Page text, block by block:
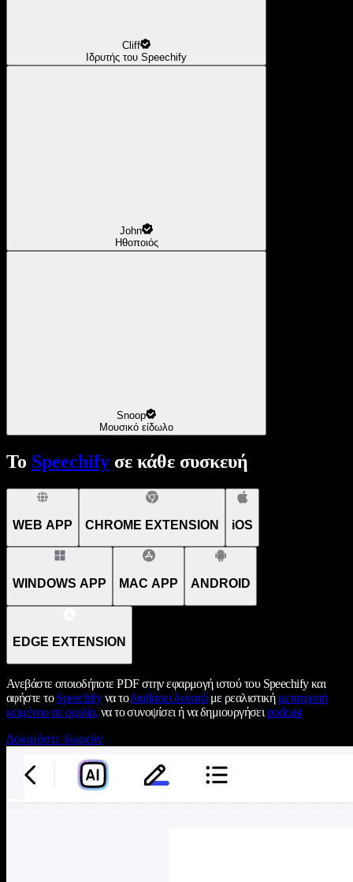
Cliff
Ιδρυτής του Speechify
John
Ηθοποιός
Snoop
Μουσικό είδωλο
Το Speechify σε κάθε συσκευή
WEB APP CHROME EXTENSION iOS
WINDOWS APP MAC APP ANDROID
EDGE EXTENSION
Ανεβάστε οποιοδήποτε PDF στην εφαρμογή ιστού του Speechify και
αφήστε τοSpeechifyνα τοδιαβάσει δυνατάμε ρεαλιστική μετατροπή
κειμένου σε ομιλία, να το συνοψίσει ή να δημιουργήσει podcast
Δοκιμάστε δωρεάν